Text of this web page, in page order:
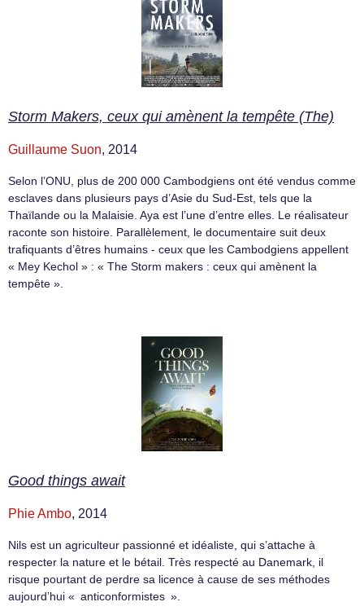
Storm Makers, ceux qui amènent la tempête (The)
Guillaume Suon, 2014
Selon l’ONU, plus de 200 000 Cambodgiens ont été vendus comme
esclaves dans plusieurs pays d’Asie du Sud-Est, tels que la
Thaïlande ou la Malaisie. Aya est l’une d’entre elles. Le réalisateur
raconte son histoire. Parallèlement, le documentaire suit deux
trafiquants d’êtres humains - ceux que les Cambodgiens appellent
« Mey Kechol » : « The Storm makers : ceux qui amènent la
tempête ».
Good things await
Phie Ambo, 2014
Nils est un agriculteur passionné et idéaliste, qui s’attache à
respecter la nature et le bétail. Très respecté au Danemark, il
risque pourtant de perdre sa licence à cause de ses méthodes
aujourd’hui « anticonformistes ».